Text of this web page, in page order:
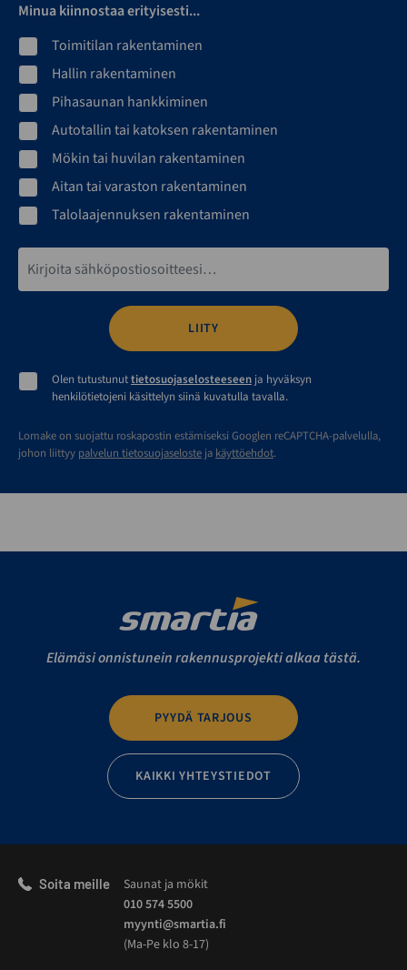
Minua kiinnostaa erityisesti...
Toimitilan rakentaminen
Hallin rakentaminen
Pihasaunan hankkiminen
Autotallin tai katoksen rakentaminen
Mökin tai huvilan rakentaminen
Aitan tai varaston rakentaminen
Talolaajennuksen rakentaminen
Olen tutustunuttietosuojaselosteeseen ja hyväksyn
henkilötietojeni käsittelyn siinä kuvatulla tavalla.
Lomake on suojattu roskapostin estämiseksi Googlen reCAPTCHA-palvelulla,
johon liittyy palvelun tietosuojaseloste ja käyttöehdot.
Elämäsi onnistunein rakennusprojekti alkaa tästä.
PYYDÄ TARJOUS
KAIKKI YHTEYSTIEDOT
Soita meille
Saunat ja mökit
010 574 5500
myynti@smartia.fi
(Ma-Pe klo 8-17)